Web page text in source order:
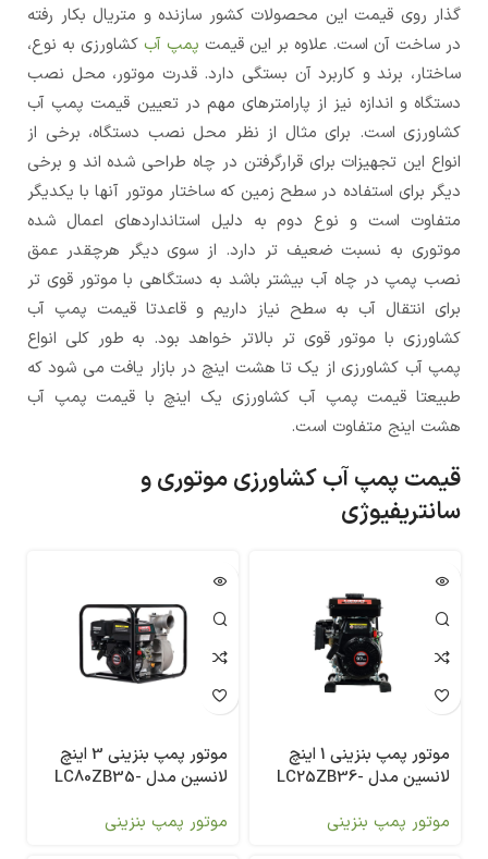
گذار روی قیمت این محصولات کشور سازنده و متریال بکار رفته
در ساخت آن است. علاوه بر این قیمت پمپ آب کشاورزی به نوع،
ساختار، برند و کاربرد آن بستگی دارد. قدرت موتور، محل نصب
دستگاه و اندازه نیز از پارامترهای مهم در تعیین قیمت پمپ آب
کشاورزی است. برای مثال از نظر محل نصب دستگاه، برخی از
انواع این تجهیزات برای قرارگرفتن در چاه طراحی شده اند و برخی
دیگر برای استفاده در سطح زمین که ساختار موتور آنها با یکدیگر
متفاوت است و نوع دوم به دلیل استانداردهای اعمال شده
موتوری به نسبت ضعیف تر دارد. از سوی دیگر هرچقدر عمق
نصب پمپ در چاه آب بیشتر باشد به دستگاهی با موتور قوی تر
برای انتقال آب به سطح نیاز داریم و قاعدتا قیمت پمپ آب
کشاورزی با موتور قوی تر بالاتر خواهد بود. به طور کلی انواع
پمپ آب کشاورزی از یک تا هشت اینچ در بازار یافت می شود که
طبیعتا قیمت پمپ آب کشاورزی یک اینچ با قیمت پمپ آب
هشت اینج متفاوت است.
قیمت پمپ آب کشاورزی موتوری و
سانتریفیوژی
موتور پمپ بنزینی 1 اینچ
لانسین مدل LC25ZB36-
موتور پمپ بنزینی
موتور پمپ بنزینی 3 اینچ
لانسین مدل LC80ZB35-
موتور پمپ بنزینی